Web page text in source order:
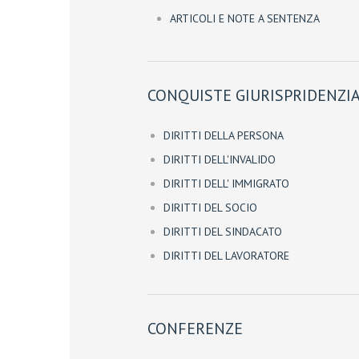
ARTICOLI E NOTE A SENTENZA
CONQUISTE
DIRITTI DELLA PERSONA
DIRITTI DELL'INVALIDO
DIRITTI DELL' IMMIGRATO
DIRITTI DEL SOCIO
DIRITTI DEL SINDACATO
DIRITTI DEL LAVORATORE
CONFERENZE